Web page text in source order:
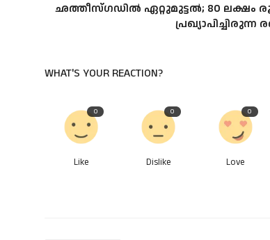
ഛത്തീ​സ്ഗ​ഡി​ൽ ഏ​റ്റു​മു​ട്ട​ൽ; 80 ലക്ഷം
പ്രഖ്യാപിച്ചിരുന്ന
WHAT'S YOUR REACTION?
0
Like
0
Dislike
0
Love